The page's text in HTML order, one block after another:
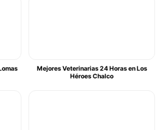
Mejores Veterinarias 24 Horas en Los
Héroes Chalco